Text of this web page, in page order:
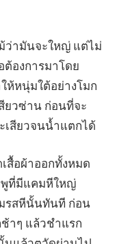
ว่ามันจะใหญ่ แต่ไม่
ต้องการมาโดย
ห้หนุ่มใต้อย่างโมก
ยวซ่าน ก่อนที่จะ
เสียวจนน้ำแตกได้
สื้อผ้าออกทั้งหมด
ที่มีแคมหีใหญ่
รสหีนั้นทันที ก่อน
าๆ แล้วชำแรก